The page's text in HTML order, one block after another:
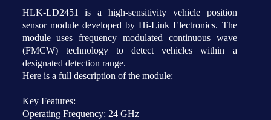
HLK-LD2451 is a high-sensitivity vehicle position
sensor module developed by Hi-Link Electronics. The
module uses frequency modulated continuous wave
(FMCW) technology to detect vehicles within a
designated detection range.
Here is a full description of the module:
Key Features:
Operating Frequency: 24 GHz